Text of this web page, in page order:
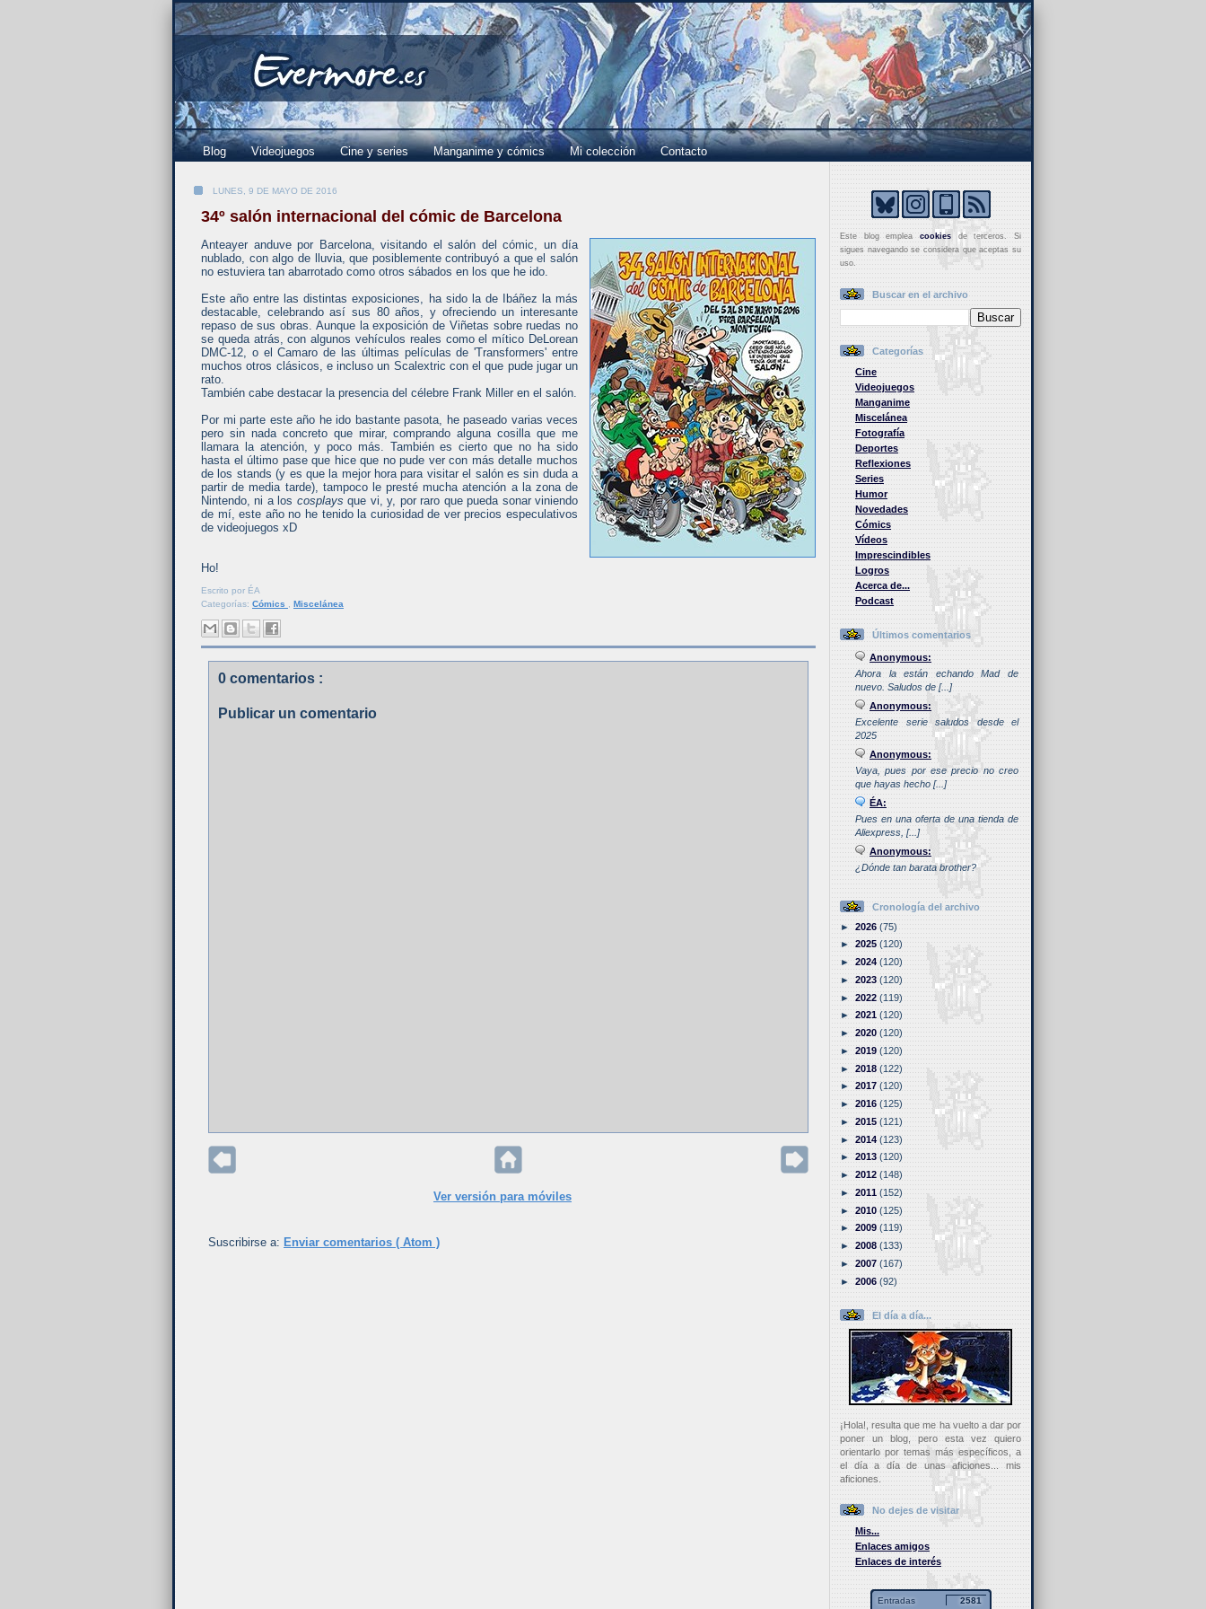
Blog Videojuegos Cine y series Manganime y cómics Mi colección Contacto
LUNES, 9 DE MAYO DE 2016
34º salón internacional del cómic de Barcelona
Anteayer anduve por Barcelona, visitando el salón del cómic, un día
nublado, con algo de lluvia, que posiblemente contribuyó a que el salón
no estuviera tan abarrotado como otros sábados en los que he ido.
Este año entre las distintas exposiciones, ha sido la de Ibáñez la más
destacable, celebrando así sus 80 años, y ofreciendo un interesante
repaso de sus obras. Aunque la exposición de Viñetas sobre ruedas no
se queda atrás, con algunos vehículos reales como el mítico DeLorean
DMC-12, o el Camaro de las últimas películas de 'Transformers' entre
muchos otros clásicos, e incluso un Scalextric con el que pude jugar un
rato.
También cabe destacar la presencia del célebre Frank Miller en el salón.
Por mi parte este año he ido bastante pasota, he paseado varias veces
pero sin nada concreto que mirar, comprando alguna cosilla que me
llamara la atención, y poco más. También es cierto que no ha sido
hasta el último pase que hice que no pude ver con más detalle muchos
de los stands (y es que la mejor hora para visitar el salón es sin duda a
partir de media tarde), tampoco le presté mucha atención a la zona de
Nintendo, ni a los cosplays que vi, y, por raro que pueda sonar viniendo
de mí, este año no he tenido la curiosidad de ver precios especulativos
de videojuegos xD
Ho!
Escrito por ÉA
Categorías: Cómics Miscelánea
0 comentarios :
Publicar un comentario
Ver versión para móviles
Suscribirse a: Enviar comentarios ( Atom )
Este blog empleacookies de terceros. Si
sigues navegando se considera que aceptas su
uso.
Buscar en el archivo
Categorías
Cine
Videojuegos
Manganime
Miscelánea
Fotografía
Deportes
Reflexiones
Series
Humor
Novedades
Cómics
Vídeos
Imprescindibles
Logros
Acerca de...
Podcast
Últimos comentarios
Anonymous:
Ahora la están echando Mad de
nuevo. Saludos de [...]
Anonymous:
Excelente serie saludos desde el
2025
Anonymous:
Vaya, pues por ese precio no creo
que hayas hecho [...]
ÉA:
Pues en una oferta de una tienda de
Aliexpress, [...]
Anonymous:
¿Dónde tan barata brother?
Cronología del archivo
►2026(75)
►2025(120)
►2024(120)
►2023(120)
►2022(119)
►2021(120)
►2020(120)
►2019(120)
►2018(122)
►2017(120)
►2016(125)
►2015(121)
►2014(123)
►2013(120)
►2012(148)
►2011(152)
►2010(125)
►2009(119)
►2008(133)
►2007(167)
►2006(92)
El día a día...
¡Hola!, resulta que me ha vuelto a dar por
poner un blog, pero esta vez quiero
orientarlo por temas más específicos, a
el día a día de unas aficiones... mis
aficiones.
No dejes de visitar
Mis...
Enlaces amigos
Enlaces de interés
Entradas 2581